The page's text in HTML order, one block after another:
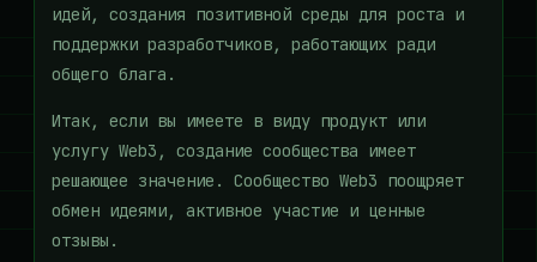
идей, создания позитивной среды для роста и
поддержки разработчиков, работающих ради
общего блага.
Итак, если вы имеете в виду продукт или
услугу Web3, создание сообщества имеет
решающее значение. Сообщество Web3 поощряет
обмен идеями, активное участие и ценные
отзывы.